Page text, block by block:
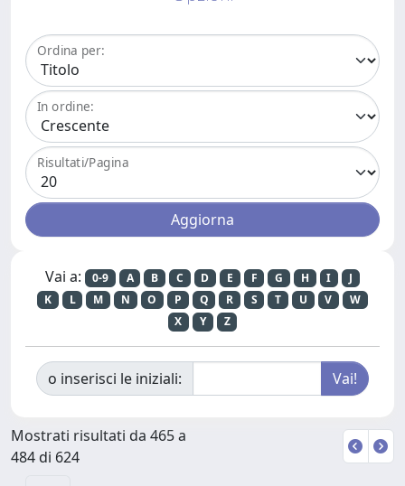
Ordina per:
In ordine:
Risultati/Pagina
Vai a: 0-9 A B C D E F G H I
J
K
L M N O P Q R S T U V
W
X
Y Z
o inserisci le iniziali:
Mostrati risultati da 465 a
484 di 624